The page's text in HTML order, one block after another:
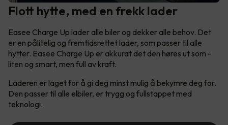
Flott hytte, med en frekk lader
Easee Charge Up lader alle biler og dekker alle behov. Det
er en pålitelig og fremtidsrettet lader, som passer til alle
hytter. Easee Charge Up er akkurat det den høres ut som -
liten og smart, men full av kraft.
Laderen er laget for å gi deg minst mulig å bekymre deg for.
Den passer til alle elbiler, er trygg og fullstappet med
teknologi.